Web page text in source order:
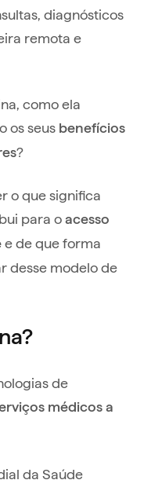
diagnósticos
remota e
como ela
os seus benefícios
?
o que significa
para o acesso
e de que forma
desse modelo de
de
médicos a
da Saúde